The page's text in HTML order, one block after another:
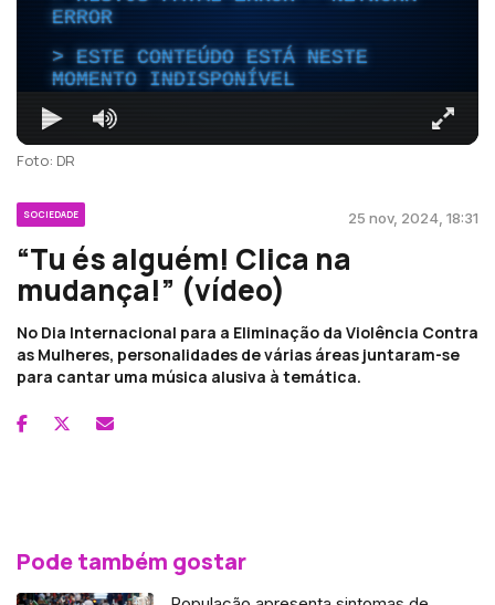
ERROR
ESTE CONTEÚDO ESTÁ NESTE
MOMENTO INDISPONÍVEL
Foto: DR
SOCIEDADE 25 nov, 2024, 18:31
“Tu és alguém! Clica na
mudança!” (vídeo)
No Dia Internacional para a Eliminação da Violência Contra
as Mulheres, personalidades de várias áreas juntaram-se
para cantar uma música alusiva à temática.
Pode também gostar